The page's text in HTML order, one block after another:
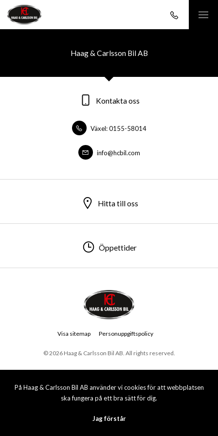
På Haag & Carlsson Bil AB använder vi cookies för att webbplatsen
ska fungera på ett bra sätt för dig.
Jag förstår
Haag & Carlsson Bil AB
Kontakta oss
Växel: 0155-58014
info@hcbil.com
Hitta till oss
Öppettider
© 2026 Haag & Carlsson Bil AB. All rights reserved.
Visa sitemap Personuppgiftspolicy